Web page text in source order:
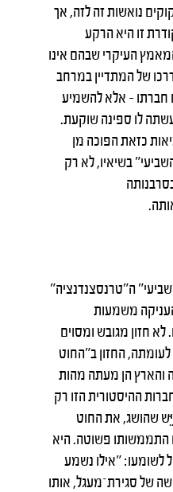
נואשות זה לזה, אך
זו היא הרקע
העיקרי שבהם אינו
של המתדיין במרחב
חברתו – אלא להשמיע
לו ספינה שוקעת.
כזאת הפוכה מן
בשיאיו, לא רק
ה"טרנסצנדנציה"
משמעות
לא חזון מגובש ומסוים
לעומתה, החזון ב"החוט
והארץ הן מעתה מהות
ההיסטורית הזו רק
שהושג, את החוט
התממשותו פשוטה. היא
לשומעו: "אילו נשמע
של סגירת־מעגל, אותו